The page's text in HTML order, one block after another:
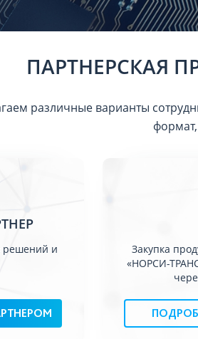
ПАРТНЕРСКАЯ
различные варианты
решений и
Закупка
«НОРСИ-